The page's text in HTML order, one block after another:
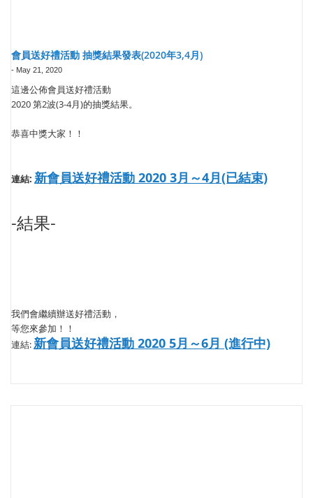
會員送好禮活動 抽獎結果發表(2020年3,4月)
- May 21, 2020
這邊公佈會員送好禮活動
2020 第2波(3-4月)的抽獎結果。
恭喜中獎大家！！
連結: 新會員送好禮活動 2020 3月～4月(已結束)
-結果-
我們會繼續辦送好禮活動，
等您來參加！！
連結:新會員送好禮活動 2020 5月～6月 (進行中)